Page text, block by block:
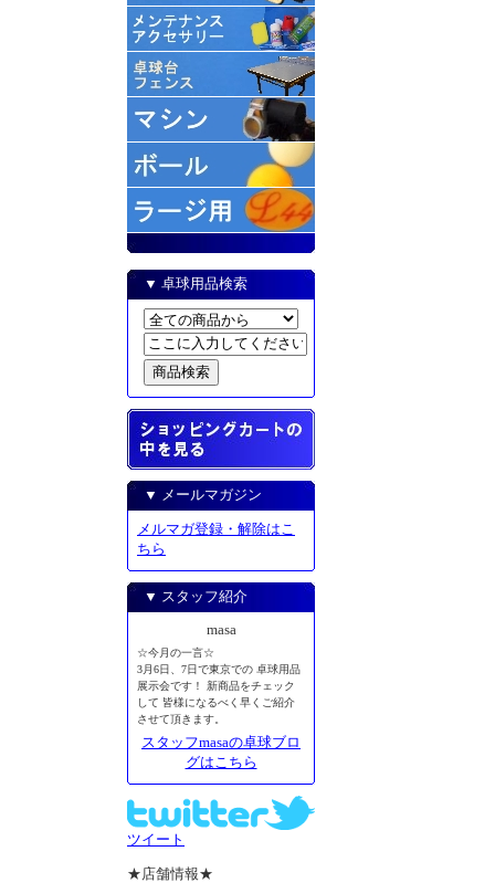
▼ 卓球用品検索
▼ メールマガジン
メルマガ登録・解除はこ
ちら
▼ スタッフ紹介
masa
☆今月の一言☆
3月6日、7日で東京での 卓球用品
展示会です！ 新商品をチェック
して 皆様になるべく早くご紹介
させて頂きます。
スタッフmasaの卓球ブロ
グはこちら
ツイート
★店舗情報★